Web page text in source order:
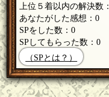
上位５着以内の解決数
あなたがした感想：0
SPをした数：0
SPしてもらった数：0
（SPとは？）